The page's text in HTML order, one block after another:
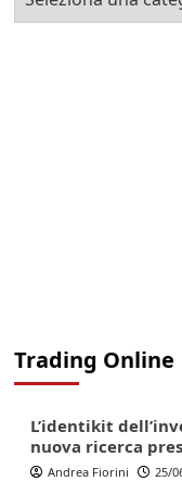
la
Trading Online
L’identikit
nuova ricerca
Andrea Fiorini 25/